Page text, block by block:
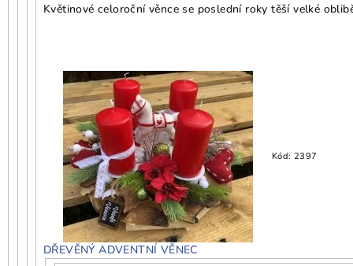
Květinové celoroční věnce se poslední roky těší velké
Kód: 2397
DŘEVĚNÝ ADVENTNÍ VĚNEC